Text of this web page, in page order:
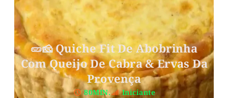
🥒🧀 Quiche Fit De Abobrinha
Com Queijo De Cabra & Ervas Da
Provença
80MIN.
Iniciante